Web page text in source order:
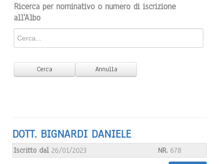
Ricerca per nominativo o numero di iscrizione
all'Albo
DOTT. BIGNARDI DANIELE
Iscritto dal 26/01/2023 NR. 678